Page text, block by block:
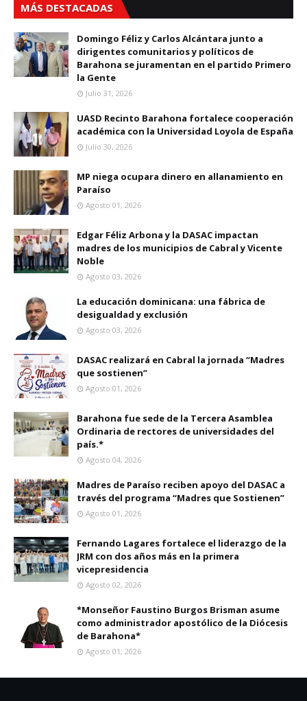
MÁS DESTACADAS
Domingo Féliz y Carlos Alcántara junto a
dirigentes comunitarios y políticos de
Barahona se juramentan en el partido Primero
la Gente
Julio 31, 2026
UASD Recinto Barahona fortalece cooperación
académica con la Universidad Loyola de España
Julio 30, 2026
MP niega ocupara dinero en allanamiento en
Paraíso
Agosto 01, 2026
Edgar Féliz Arbona y la DASAC impactan
madres de los municipios de Cabral y Vicente
Noble
Agosto 03, 2026
La educación dominicana: una fábrica de
desigualdad y exclusión
Agosto 03, 2026
DASAC realizará en Cabral la jornada “Madres
que sostienen”
Agosto 01, 2026
Barahona fue sede de la Tercera Asamblea
Ordinaria de rectores de universidades del
país.*
Agosto 04, 2026
Madres de Paraíso reciben apoyo del DASAC a
través del programa “Madres que Sostienen”
Agosto 01, 2026
Fernando Lagares fortalece el liderazgo de la
JRM con dos años más en la primera
vicepresidencia
Agosto 02, 2026
*Monseñor Faustino Burgos Brisman asume
como administrador apostólico de la Diócesis
de Barahona*
Agosto 01, 2026